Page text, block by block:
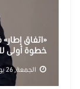
«اتفاق
خطوة أولى
الجمعة, 26 يونيو, 2026